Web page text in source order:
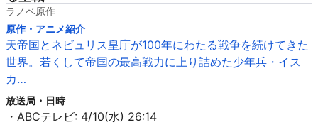
ラノベ原作
原作・アニメ紹介
天帝国とネビュリス皇庁が100年にわたる戦争を続けてきた
世界。若くして帝国の最高戦力に上り詰めた少年兵・イス
カ…
放送局・日時
・ABCテレビ: 4/10(水) 26:14